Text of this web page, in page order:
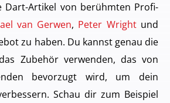
Dart-Artikel von berühmten Profi-
van Gerwen, Peter Wrightund
zu haben. Du kannst genau die
Zubehör verwenden, das von
bevorzugt wird, um dein
Schau dir zum Beispiel